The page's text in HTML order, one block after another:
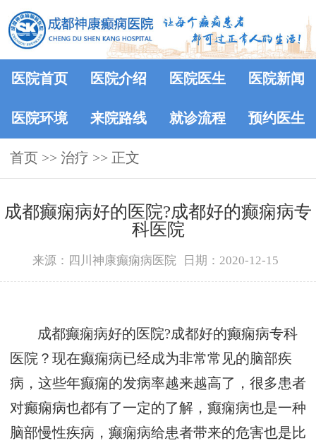
医院首页 医院介绍 医院医生 医院新闻
医院环境 来院路线 就诊流程 预约医生
首页 >> 治疗 >> 正文
成都癫痫病好的医院?成都好的癫痫病专
科医院
来源：四川神康癫痫病医院 日期：2020-12-15
成都癫痫病好的医院?成都好的癫痫病专科
医院？现在癫痫病已经成为非常常见的脑部疾
病，这些年癫痫的发病率越来越高了，很多患者
对癫痫病也都有了一定的了解，癫痫病也是一种
脑部慢性疾病，癫痫病给患者带来的危害也是比